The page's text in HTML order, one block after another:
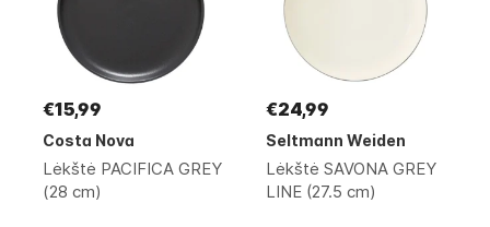
€15,99
Costa Nova
Lėkštė PACIFICA GREY
(28 cm)
€24,99
Seltmann Weiden
Lėkštė SAVONA GREY
LINE (27.5 cm)